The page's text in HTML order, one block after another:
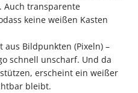
Auch transparente
keine weißen Kasten
aus Bildpunkten (Pixeln) –
schnell unscharf. Und da
erscheint ein weißer
bleibt.